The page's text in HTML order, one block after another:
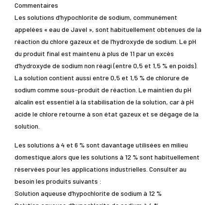
Commentaires
Les solutions d’hypochlorite de sodium, communément
appelées « eau de Javel », sont habituellement obtenues de la
réaction du chlore gazeux et de l’hydroxyde de sodium. Le pH
du produit final est maintenu à plus de 11 par un excès
d’hydroxyde de sodium non réagi (entre 0,5 et 1,5 % en poids).
La solution contient aussi entre 0,5 et 1,5 % de chlorure de
sodium comme sous-produit de réaction. Le maintien du pH
alcalin est essentiel à la stabilisation de la solution, car à pH
acide le chlore retourne à son état gazeux et se dégage de la
solution.
Les solutions à 4 et 6 % sont davantage utilisées en milieu
domestique.alors que les solutions à 12 % sont habituellement
réservées pour les applications industrielles. Consulter au
besoin les produits suivants :
Solution aqueuse d’hypochlorite de sodium à 12 %